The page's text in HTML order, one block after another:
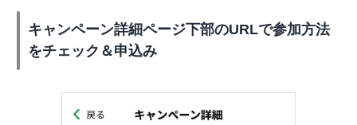
キャンペーン詳細ページ下部のURLで参加方法
をチェック＆申込み